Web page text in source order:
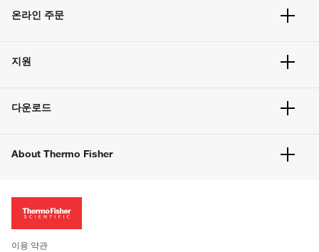
온라인 주문
주문 방법
벌크 주문
지원
고객 센터
웹사이트 개선사항
다운로드
About Thermo Fisher
투자자
사회적 책임
이용 약관